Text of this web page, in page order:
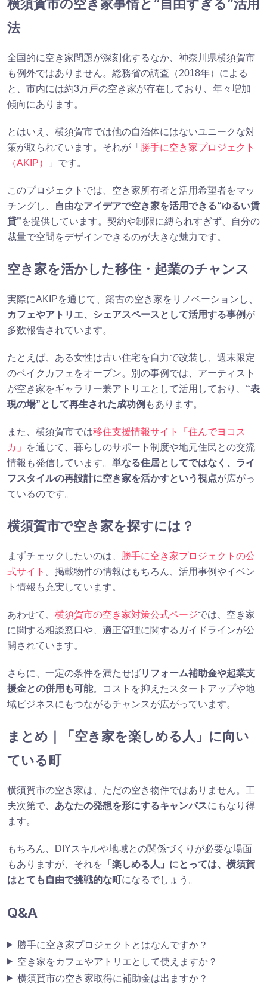
横須賀市の空き家事情と“自由すぎる”活用
法
全国的に空き家問題が深刻化するなか、神奈川県横須賀市
も例外ではありません。総務省の調査（2018年）による
と、市内には約3万戸の空き家が存在しており、年々増加
傾向にあります。
とはいえ、横須賀市では他の自治体にはないユニークな対
策が取られています。それが「 勝手に空き家プロジェクト
（AKIP）
」です。
このプロジェクトでは、空き家所有者と活用希望者をマッ
チングし、
自由なアイデアで空き家を活用できる“ゆるい賃
貸”を提供しています。契約や制限に縛られすぎず、自分の
裁量で空間をデザインできるのが大きな魅力です。
空き家を活かした移住・起業のチャンス
実際にAKIPを通じて、築古の空き家をリノベーションし、
カフェやアトリエ、シェアスペースとして活用する事例 が
多数報告されています。
たとえば、ある女性は古い住宅を自力で改装し、週末限定
のベイクカフェをオープン。別の事例では、アーティスト
が空き家をギャラリー兼アトリエとして活用しており、 “表
現の場”として再生された成功例 もあります。
また、横須賀市では移住支援情報サイト「住んでヨコス
カ」
を通じて、暮らしのサポート制度や地元住民との交流
情報も発信しています。 単なる住居としてではなく、ライ
フスタイルの再設計に空き家を活かすという視点が広がっ
ているのです。
横須賀市で空き家を探すには？
まずチェックしたいのは、 勝手に空き家プロジェクトの公
式サイト 。掲載物件の情報はもちろん、活用事例やイベン
ト情報も充実しています。
あわせて、 横須賀市の空き家対策公式ページでは、空き家
に関する相談窓口や、適正管理に関するガイドラインが公
開されています。
さらに、一定の条件を満たせばリフォーム補助金や起業支
援金との併用も可能。コストを抑えたスタートアップや地
域ビジネスにもつながるチャンスが広がっています。
まとめ｜「空き家を楽しめる人」に向い
ている町
横須賀市の空き家は、ただの空き物件ではありません。工
夫次第で、 あなたの発想を形にするキャンバスにもなり得
ます。
もちろん、DIYスキルや地域との関係づくりが必要な場面
もありますが、それを
「楽しめる人」にとっては、横須賀
はとても自由で挑戦的な町になるでしょう。
Q&A
勝手に空き家プロジェクトとはなんですか？
空き家をカフェやアトリエとして使えますか？
横須賀市の空き家取得に補助金は出ますか？